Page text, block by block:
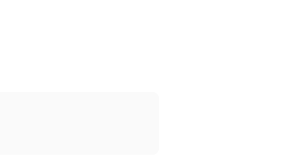
สวยงาม จมูกๆโด่งๆ ปากสีแด